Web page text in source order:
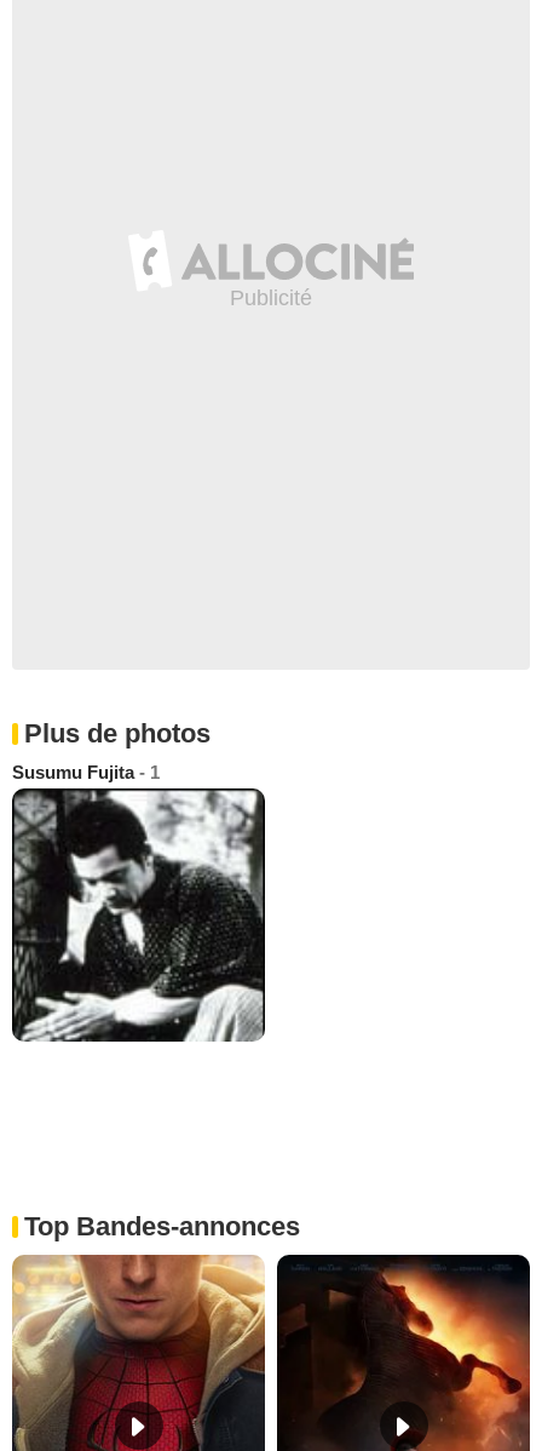
Plus de photos
Susumu Fujita- 1
Top Bandes-annonces